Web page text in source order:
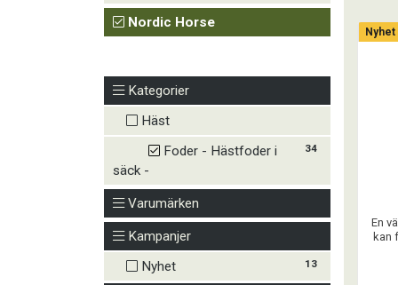
Nordic Horse
Kategorier
Häst
34
Foder - Hästfoder i
säck -
Varumärken
Kampanjer
13
Nyhet
Nyhet
En
kan